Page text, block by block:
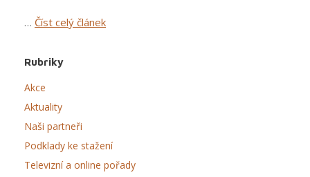
právě
… Číst celý článek“Prima
Rubriky
Akce
Aktuality
Naši partneři
Podklady ke stažení
Televizní a online pořady